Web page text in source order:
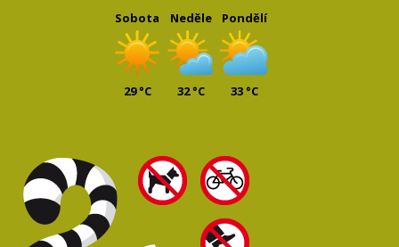
Sobota
29 °C
Neděle
32 °C
Pondělí
33 °C